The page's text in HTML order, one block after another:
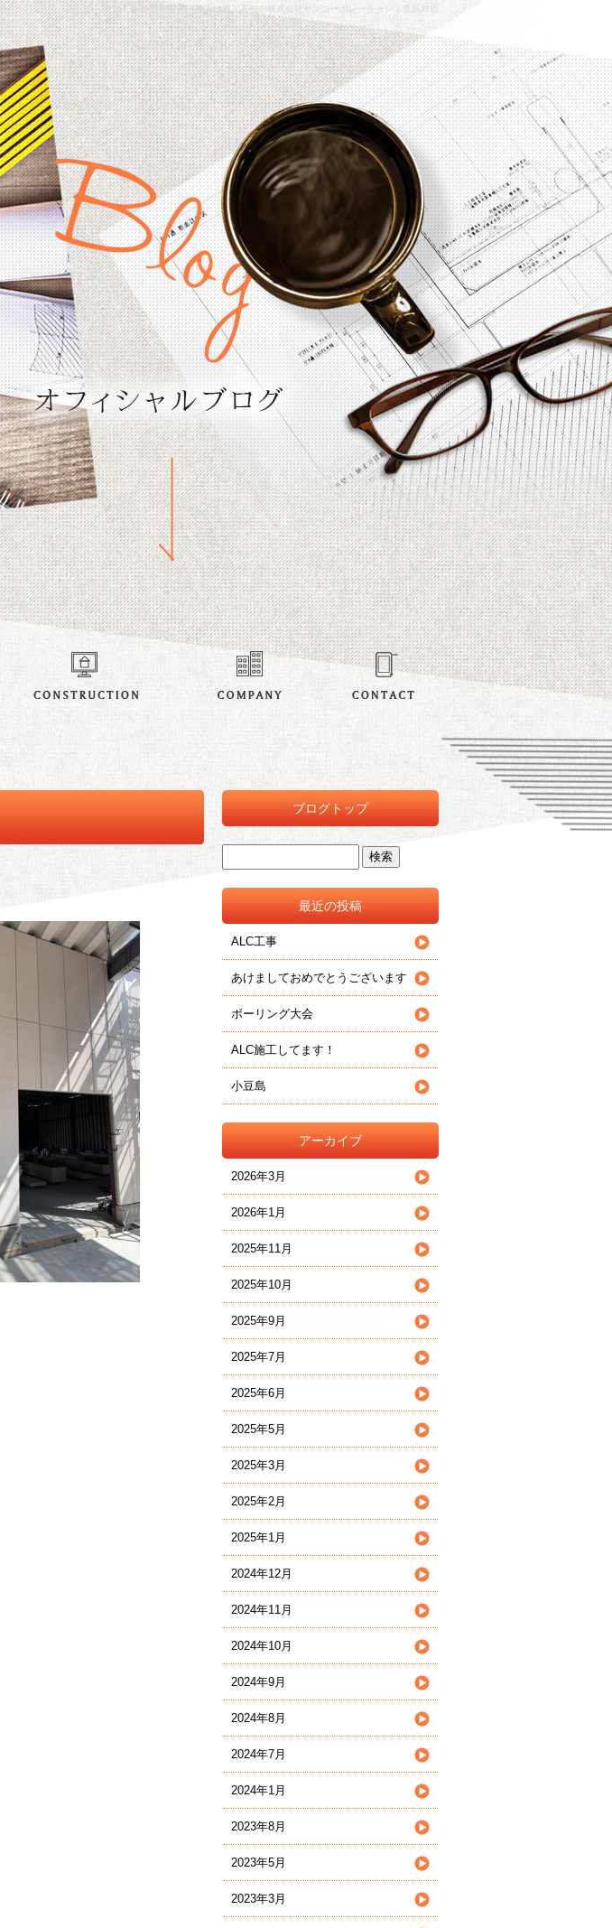
ALC工事|外壁の販売・施工は香川高松の株式会社サンコーポレーション｜全国対応
ブログトップ
最近の投稿
ALC工事
あけましておめでとうございます
ボーリング大会
ALC施工してます！
小豆島
アーカイブ
2026年3月
2026年1月
2025年11月
2025年10月
2025年9月
2025年7月
2025年6月
2025年5月
2025年3月
2025年2月
2025年1月
2024年12月
2024年11月
2024年10月
2024年9月
2024年8月
2024年7月
2024年1月
2023年8月
2023年5月
2023年3月